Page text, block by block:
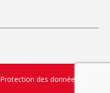
Protection des données